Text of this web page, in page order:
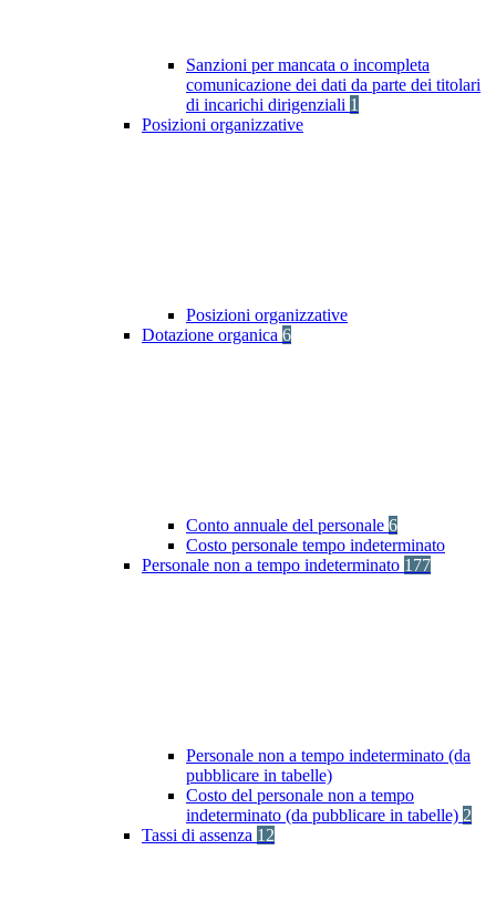
Sanzioni per mancata o incompleta
comunicazione dei dati da parte dei titolari
di incarichi dirigenziali 1
Posizioni organizzative
Posizioni organizzative
Dotazione organica 6
Conto annuale del personale 6
Costo personale tempo indeterminato
Personale non a tempo indeterminato 177
Personale non a tempo indeterminato (da
pubblicare in tabelle)
Costo del personale non a tempo
indeterminato (da pubblicare in tabelle) 2
Tassi di assenza 12